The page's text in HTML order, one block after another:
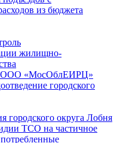
из бюджета
жилищно-
ООО «МосОблЕИРЦ»
городского
городского округа Лобня
ТСО на частичное